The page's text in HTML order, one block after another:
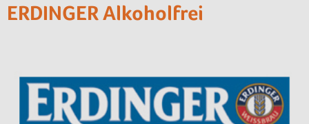
ERDINGER Alkoholfrei